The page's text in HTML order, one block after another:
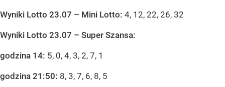
Wyniki Lotto 23.07 – Mini Lotto: 4, 12, 22, 26, 32
Wyniki Lotto 23.07 – Super Szansa:
godzina 14: 5, 0, 4, 3, 2, 7, 1
godzina 21:50: 8, 3, 7, 6, 8, 5